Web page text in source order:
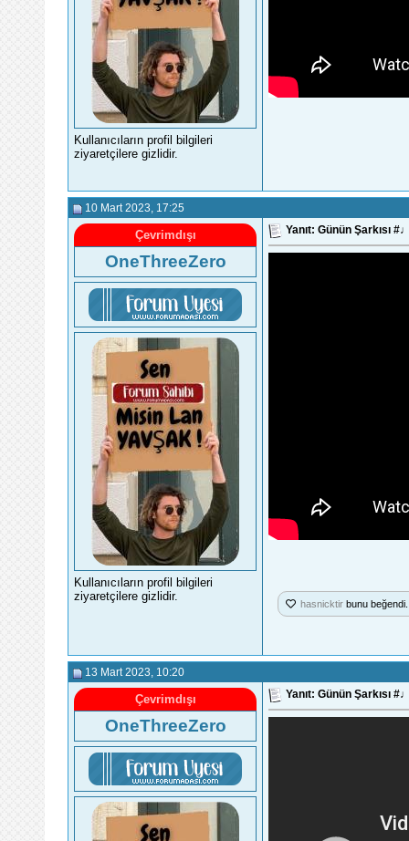
Kullanıcıların profil bilgileri
ziyaretçilere gizlidir.
10 Mart 2023 , 17:25
Çevrimdışı
OneThreeZero
Kullanıcıların profil bilgileri
ziyaretçilere gizlidir.
Yanıt: Günün Şarkısı
hasnicktir bunu beğendi.
13 Mart 2023 , 10:20
Çevrimdışı
OneThreeZero
Yanıt: Günün Şarkısı